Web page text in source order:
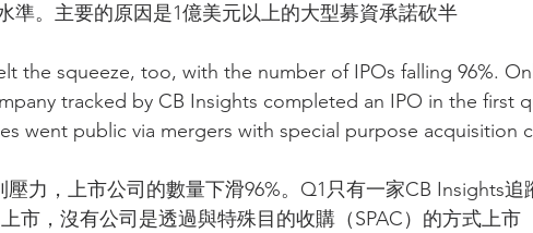
準。主要的原因是1億美元以上的⼤型募資承諾砍半
the squeeze, too, with the number of IPOs falling 96%.
tracked by CB Insights completed an IPO in the first
went public via mergers with special purpose acquisition
壓⼒，上市公司的數量下滑96%。Q1只有⼀家CB Insights追
市，沒有公司是透過與特殊⽬的收購（SPAC）的⽅式上市